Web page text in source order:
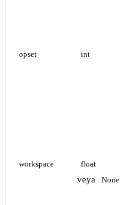
opset int
workspace float
veya None